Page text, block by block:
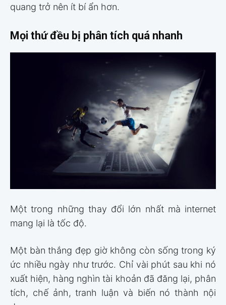
quang trở nên ít bí ẩn hơn.
Mọi thứ đều bị phân tích quá nhanh
Một trong những thay đổi lớn nhất mà internet
mang lại là tốc độ.
Một bàn thắng đẹp giờ không còn sống trong ký
ức nhiều ngày như trước. Chỉ vài phút sau khi nó
xuất hiện, hàng nghìn tài khoản đã đăng lại, phân
tích, chế ảnh, tranh luận và biến nó thành nội